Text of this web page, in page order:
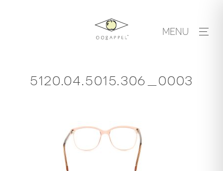
MENU
5120.04.5015.306_0003